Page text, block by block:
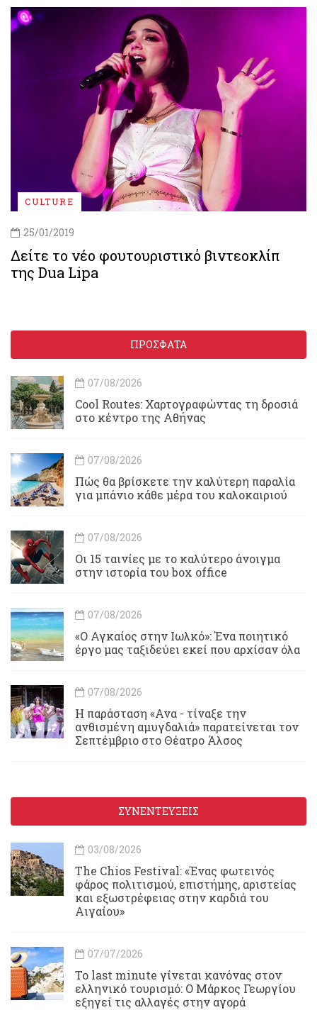
CULTURE
25/01/2019
Δείτε το νέο φουτουριστικό βιντεοκλίπ
της Dua Lipa
ΠΡΟΣΦΑΤΑ
07/08/2026
Cool Routes: Χαρτογραφώντας τη δροσιά
στο κέντρο της Αθήνας
07/08/2026
Πώς θα βρίσκετε την καλύτερη παραλία
για μπάνιο κάθε μέρα του καλοκαιριού
07/08/2026
Οι 15 ταινίες με το καλύτερο άνοιγμα
στην ιστορία του box office
07/08/2026
«Ο Αγκαίος στην Ιωλκό»: Ένα ποιητικό
έργο μας ταξιδεύει εκεί που αρχίσαν όλα
07/08/2026
Η παράσταση «Ανα - τίναξε την
ανθισμένη αμυγδαλιά» παρατείνεται τον
Σεπτέμβριο στο Θέατρο Άλσος
ΣΥΝΕΝΤΕΥΞΕΙΣ
03/08/2026
Τhe Chios Festival: «Ένας φωτεινός
φάρος πολιτισμού, επιστήμης, αριστείας
και εξωστρέφειας στην καρδιά του
Αιγαίου»
07/07/2026
Το last minute γίνεται κανόνας στον
ελληνικό τουρισμό: Ο Μάρκος Γεωργίου
εξηγεί τις αλλαγές στην αγορά